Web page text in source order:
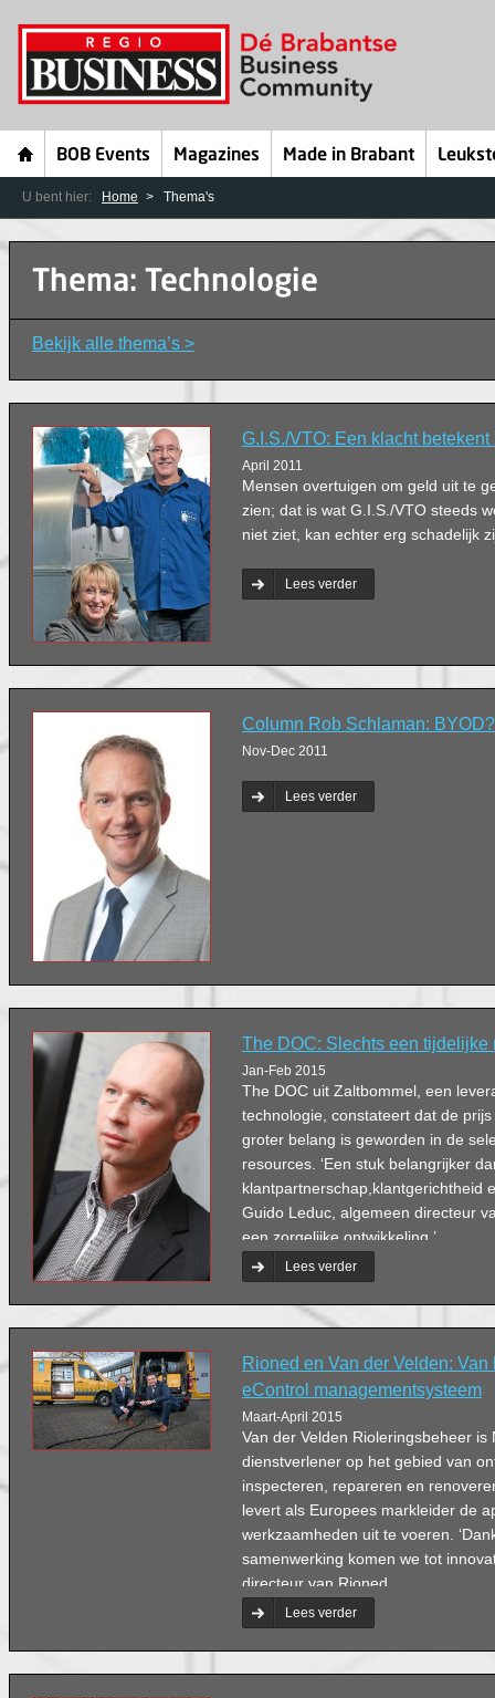
BOB Events Magazines Made in Brabant
U bent hier: Home Thema's
Thema: Technologie
Bekijk alle thema’s >
G.I.S./VTO: Een klacht betekent
April 2011
Mensen overtuigen om geld uit te
zien; dat is wat G.I.S./VTO steeds
niet ziet, kan echter erg schadelijk
Lees verder
Column Rob Schlaman: BYOD?
Nov-Dec 2011
Lees verder
The DOC: Slechts een tijdelijke
Jan-Feb 2015
The DOC uit Zaltbommel, een
technologie, constateert dat de
groter belang is geworden in de
resources. ‘Een stuk belangrijker
klantpartnerschap,klantgerichtheid
Guido Leduc, algemeen directeur
een zorgelijke ontwikkeling.’
Lees verder
Rioned en Van der Velden: Van
eControl managementsysteem
Maart-April 2015
Van der Velden Rioleringsbeheer is
dienstverlener op het gebied van
inspecteren, repareren en
levert als Europees markleider de
werkzaamheden uit te voeren.
samenwerking komen we tot
directeur van Rioned.
Lees verder